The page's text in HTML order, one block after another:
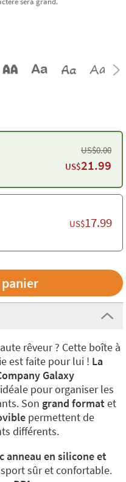
US$0.00
US$21.99
US$17.99
rêveur ? Cette boîte à
est faite pour lui ! La
Galaxy
pour organiser les
Son grand formatet
permettent de
différents.
anneau en silicone et
sûr et confortable.